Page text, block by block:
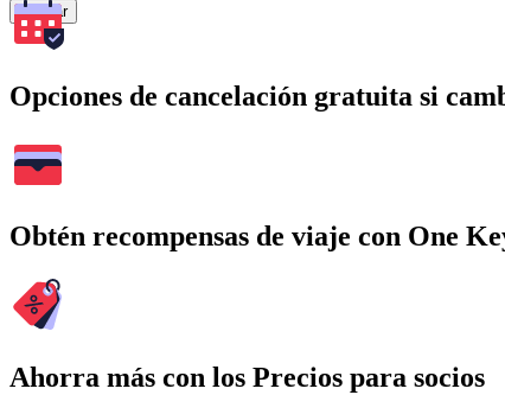
Buscar
Opciones de cancelación gratuita si
Obtén recompensas de viaje con One
Ahorra más con los Precios para socios